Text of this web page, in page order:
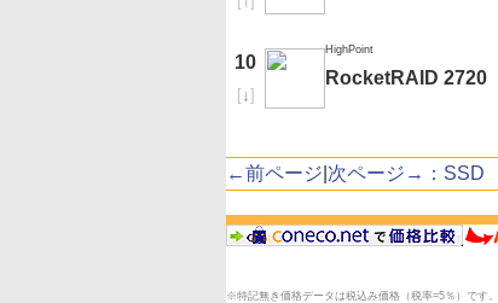
10
[↓]
HighPoint
RocketRAID 2720
←前ページ 次ページ→：SSD
※特記無き価格データは税込み価格（税率=5％）です。